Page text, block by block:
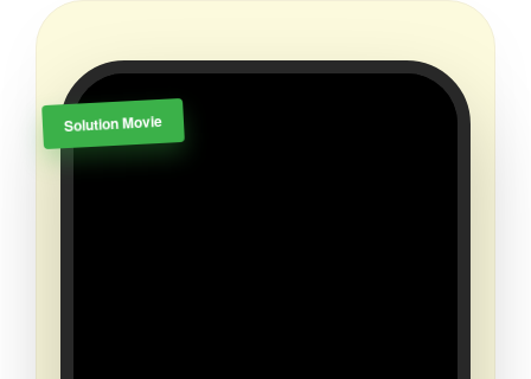
Solution Movie